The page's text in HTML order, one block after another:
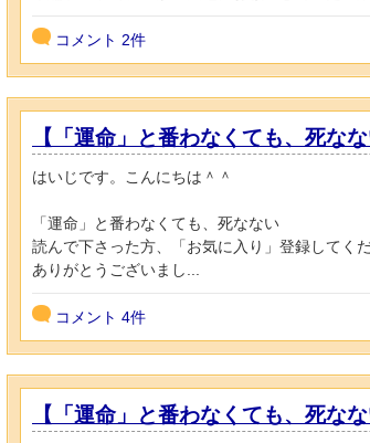
コメント 2件
【「運命」と番わなくても、死な
はいじです。こんにちは＾＾
「運命」と番わなくても、死なない
読んで下さった方、「お気に入り」登録してく
ありがとうございまし...
コメント 4件
【「運命」と番わなくても、死な